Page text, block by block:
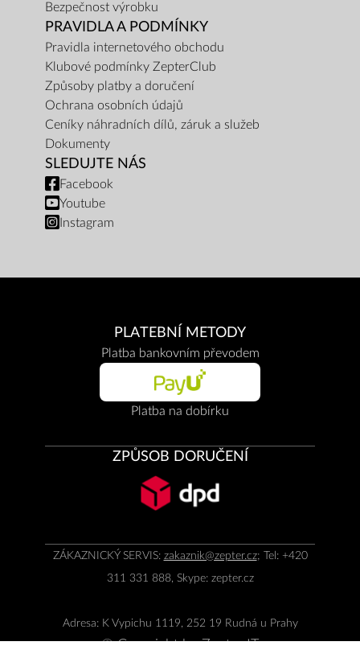
Bezpečnost výrobku
PRAVIDLA A PODMÍNKY
Pravidla internetového obchodu
Klubové podmínky ZepterClub
Způsoby platby a doručení
Ochrana osobních údajů
Ceníky náhradních dílů, záruk a služeb
Dokumenty
SLEDUJTE NÁS
Facebook
Youtube
Instagram
PLATEBNÍ METODY
Platba bankovním převodem
Platba na dobírku
ZPŮSOB DORUČENÍ
ZÁKAZNICKÝ SERVIS: zakaznik@zepter.cz; Tel: +420
311 331 888, Skype: zepter.cz
Adresa: K Vypichu 1119, 252 19 Rudná u Prahy
© Copyright byZepter IT